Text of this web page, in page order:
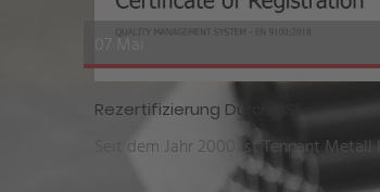
07 Mai
Rezertifizierung Durch BSI
Seit dem Jahr 2000 ist Tennant